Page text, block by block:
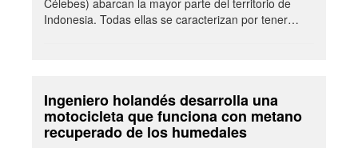
Indonesia. Todas ellas se caracterizan por tener…
Ingeniero holandés desarrolla una
motocicleta que funciona con metano
recuperado de los humedales